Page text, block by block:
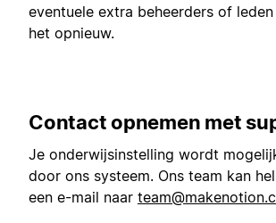
eventuele extra beheerders of
het opnieuw.
Contact opnemen met
Je onderwijsinstelling wordt
door ons systeem. Ons team kan
een e-mail naar